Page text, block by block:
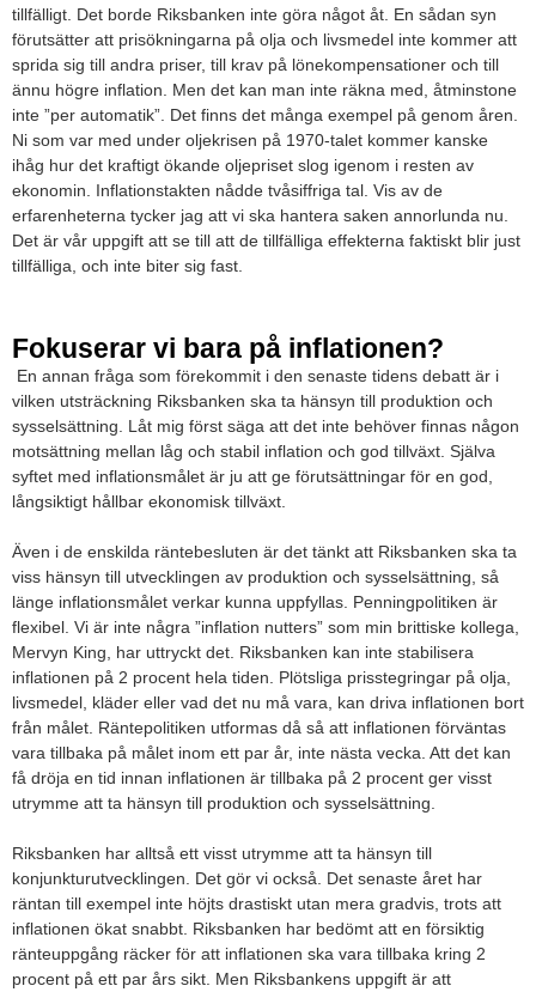
tillfälligt. Det borde Riksbanken inte göra något åt. En sådan syn
förutsätter att prisökningarna på olja och livsmedel inte kommer att
sprida sig till andra priser, till krav på lönekompensationer och till
ännu högre inflation. Men det kan man inte räkna med, åtminstone
inte ”per automatik”. Det finns det många exempel på genom åren.
Ni som var med under oljekrisen på 1970-talet kommer kanske
ihåg hur det kraftigt ökande oljepriset slog igenom i resten av
ekonomin. Inflationstakten nådde tvåsiffriga tal. Vis av de
erfarenheterna tycker jag att vi ska hantera saken annorlunda nu.
Det är vår uppgift att se till att de tillfälliga effekterna faktiskt blir just
tillfälliga, och inte biter sig fast.
Fokuserar vi bara på inflationen?
En annan fråga som förekommit i den senaste tidens debatt är i
vilken utsträckning Riksbanken ska ta hänsyn till produktion och
sysselsättning. Låt mig först säga att det inte behöver finnas någon
motsättning mellan låg och stabil inflation och god tillväxt. Själva
syftet med inflationsmålet är ju att ge förutsättningar för en god,
långsiktigt hållbar ekonomisk tillväxt.
Även i de enskilda räntebesluten är det tänkt att Riksbanken ska ta
viss hänsyn till utvecklingen av produktion och sysselsättning, så
länge inflationsmålet verkar kunna uppfyllas. Penningpolitiken är
flexibel. Vi är inte några ”inflation nutters” som min brittiske kollega,
Mervyn King, har uttryckt det. Riksbanken kan inte stabilisera
inflationen på 2 procent hela tiden. Plötsliga prisstegringar på olja,
livsmedel, kläder eller vad det nu må vara, kan driva inflationen bort
från målet. Räntepolitiken utformas då så att inflationen förväntas
vara tillbaka på målet inom ett par år, inte nästa vecka. Att det kan
få dröja en tid innan inflationen är tillbaka på 2 procent ger visst
utrymme att ta hänsyn till produktion och sysselsättning.
Riksbanken har alltså ett visst utrymme att ta hänsyn till
konjunkturutvecklingen. Det gör vi också. Det senaste året har
räntan till exempel inte höjts drastiskt utan mera gradvis, trots att
inflationen ökat snabbt. Riksbanken har bedömt att en försiktig
ränteuppgång räcker för att inflationen ska vara tillbaka kring 2
procent på ett par års sikt. Men Riksbankens uppgift är att